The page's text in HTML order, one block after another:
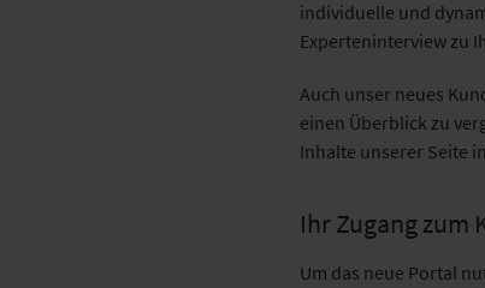
individuelle und
Experteninterview zu
Auch unser neues
einen Überblick zu
Inhalte unserer Seite
Ihr Zugang zum
Um das neue Portal